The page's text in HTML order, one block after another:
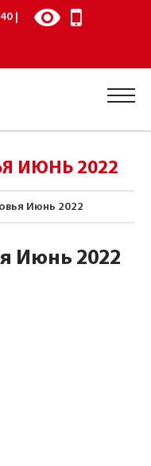
|
ИЮНЬ 2022
Июнь 2022
Июнь 2022